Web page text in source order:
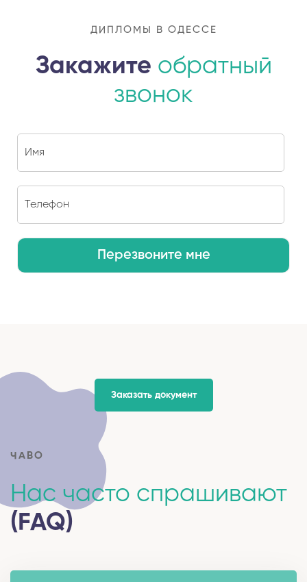
ДИПЛОМЫ В ОДЕССЕ
Закажите обратный
звонок
Перезвоните мне
Заказать документ
ЧАВО
Нас часто спрашивают
(FAQ)